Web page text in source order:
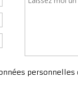
personnelles